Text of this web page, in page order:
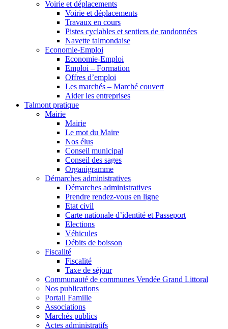
Voirie et déplacements
Voirie et déplacements
Travaux en cours
Pistes cyclables et sentiers de randonnées
Navette talmondaise
Economie-Emploi
Economie-Emploi
Emploi – Formation
Offres d’emploi
Les marchés – Marché couvert
Aider les entreprises
Talmont pratique
Mairie
Mairie
Le mot du Maire
Nos élus
Conseil municipal
Conseil des sages
Organigramme
Démarches administratives
Démarches administratives
Prendre rendez-vous en ligne
Etat civil
Carte nationale d’identité et Passeport
Elections
Véhicules
Débits de boisson
Fiscalité
Fiscalité
Taxe de séjour
Communauté de communes Vendée Grand Littoral
Nos publications
Portail Famille
Associations
Marchés publics
Actes administratifs